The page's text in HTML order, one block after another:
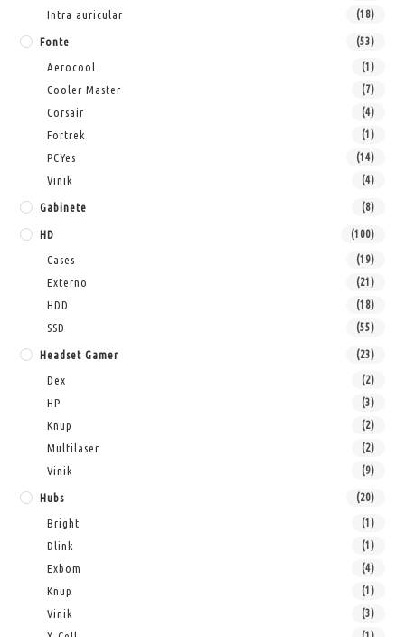
Intra auricular (18)
Fonte (53)
Aerocool (1)
Cooler Master (7)
Corsair (4)
Fortrek (1)
PCYes (14)
Vinik (4)
Gabinete (8)
HD (100)
Cases (19)
Externo (21)
HDD (18)
SSD (55)
Headset Gamer (23)
Dex (2)
HP (3)
Knup (2)
Multilaser (2)
Vinik (9)
Hubs (20)
Bright (1)
Dlink (1)
Exbom (4)
Knup (1)
Vinik (3)